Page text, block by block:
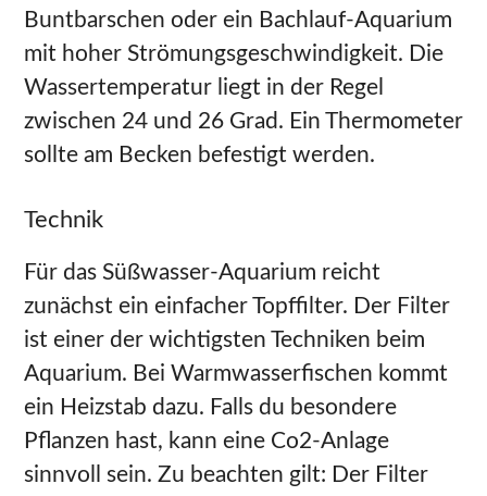
Buntbarschen oder ein Bachlauf-Aquarium
mit hoher Strömungsgeschwindigkeit. Die
Wassertemperatur liegt in der Regel
zwischen 24 und 26 Grad. Ein Thermometer
sollte am Becken befestigt werden.
Technik
Für das Süßwasser-Aquarium reicht
zunächst ein einfacher Topffilter. Der Filter
ist einer der wichtigsten Techniken beim
Aquarium. Bei Warmwasserfischen kommt
ein Heizstab dazu. Falls du besondere
Pflanzen hast, kann eine Co2-Anlage
sinnvoll sein. Zu beachten gilt: Der Filter